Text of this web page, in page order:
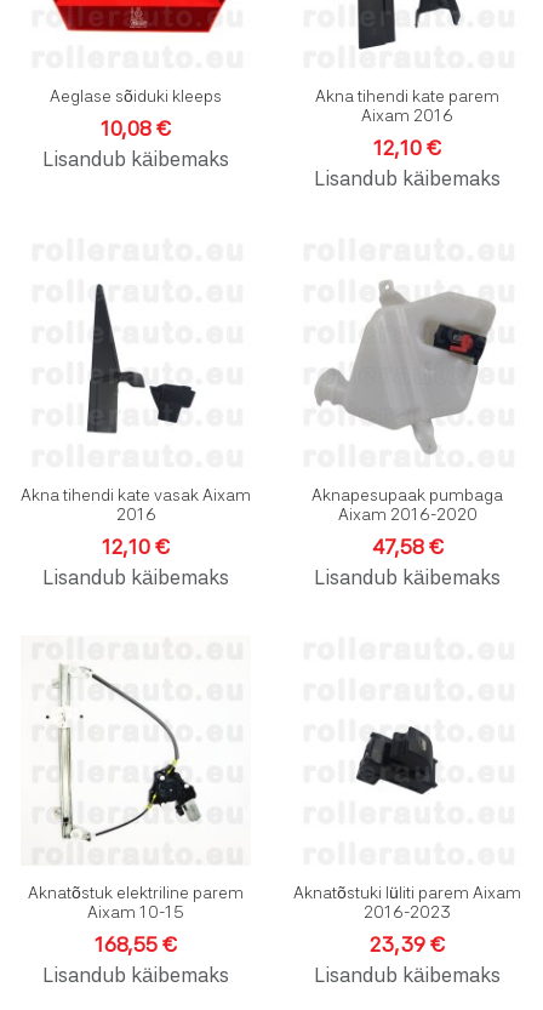
Aeglase sõiduki kleeps
10,08 €
Lisandub käibemaks
Akna tihendi kate parem
Aixam 2016
12,10 €
Lisandub käibemaks
Lisa võrdlusesse
Kiirvaade
Akna tihendi kate vasak Aixam
2016
12,10 €
Lisandub käibemaks
Aknapesupaak pumbaga
Aixam 2016-2020
47,58 €
Lisandub käibemaks
Aknatõstuk elektriline parem
Aixam 10-15
168,55 €
Lisandub käibemaks
Aknatõstuki lüliti parem Aixam
2016-2023
23,39 €
Lisandub käibemaks